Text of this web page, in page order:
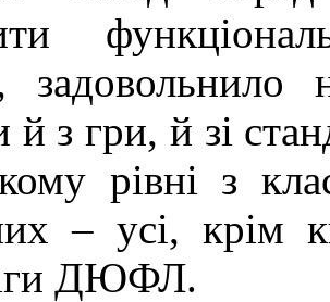
й з гри, й зі
рівні з
– усі, крім
ДЮФЛ.